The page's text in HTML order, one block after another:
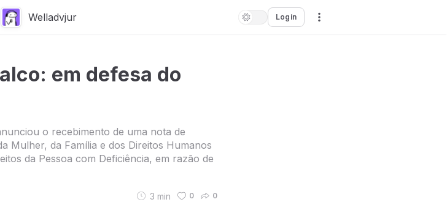
Welladvjur Login
em defesa do
o recebimento de uma nota de
Mulher, da Família e dos Direitos Humanos
da Pessoa com Deficiência, em razão de
3 min 0 0